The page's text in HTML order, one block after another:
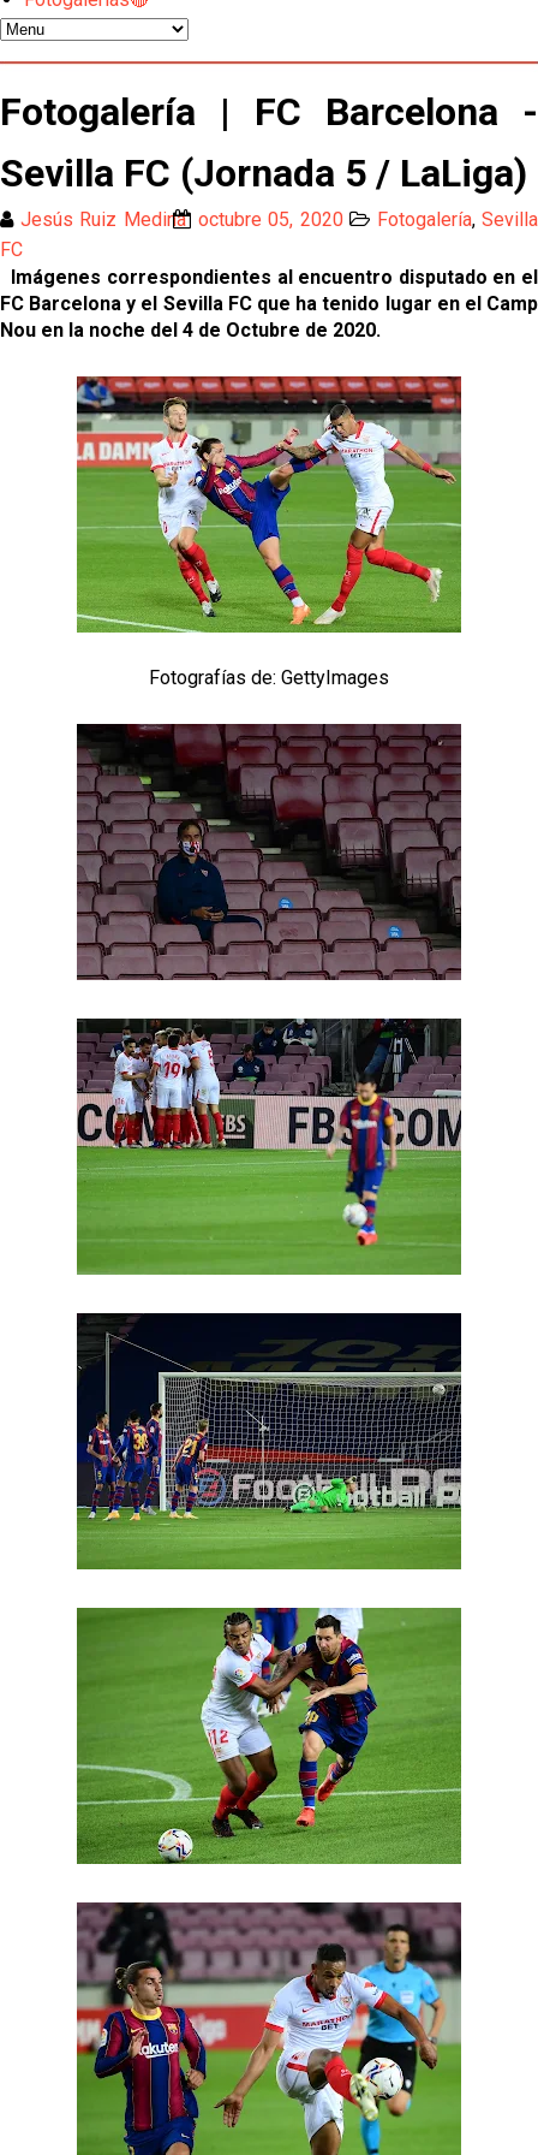
Patrick Mercado no jugará en el Sevilla FC
El Sevilla FC pregunta al Atlético de Madrid por la
situación de Iker Luque
Nico Guillén:"Es importante que el equipo sea una
familia y se refleje en el campo"
El Sevilla oficializa el traspaso de Sow
Miguel Sierra: La temporada pasada se vio
trabajamos con ilusión
Diomande ya es madridista mientras Rodri agita el
mercado
OFICIAL | Juanlu se marcha al Bournemouth
El Sevilla FC trabaja en la contratación de George
Ilenikhena
Joan Jordán podría tener al Estrela Amadora como
semifinales
IDV reclama dinero al Sevilla por Mercado
Fotogalería | FC Barcelona -
Sevilla FC (Jornada 5 / LaLiga)
Jesús Ruiz Medina octubre 05, 2020 Fotogalería, Sevilla
FC
Imágenes correspondientes al encuentro disputado en el
FC Barcelona y el Sevilla FC que ha tenido lugar en el Camp
Nou en la noche del 4 de Octubre de 2020.
Fotografías de: GettyImages